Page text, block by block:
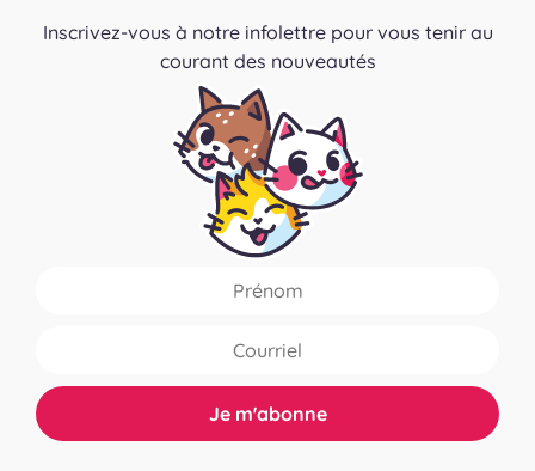
Inscrivez-vous à notre infolettre pour vous tenir au
courant des nouveautés